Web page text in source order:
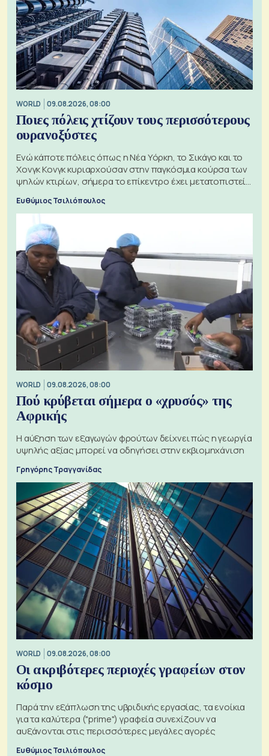
WORLD 09.08.2026, 08:00
Ποιες πόλεις χτίζουν τους περισσότερους
ουρανοξύστες
Ενώ κάποτε πόλεις όπως η Νέα Υόρκη, το Σικάγο και το
Χονγκ Κονγκ κυριαρχούσαν στην παγκόσμια κούρσα των
ψηλών κτιρίων, σήμερα το επίκεντρο έχει μετατοπιστεί
Ευθύμιος Τσιλιόπουλος
WORLD 09.08.2026, 08:00
Πού κρύβεται σήμερα ο «χρυσός» της
Αφρικής
Η αύξηση των εξαγωγών φρούτων δείχνει πώς η γεωργία
υψηλής αξίας μπορεί να οδηγήσει στην εκβιομηχάνιση
Γρηγόρης Τραγγανίδας
WORLD 09.08.2026, 08:00
Οι ακριβότερες περιοχές γραφείων στον
κόσμο
Παρά την εξάπλωση της υβριδικής εργασίας, τα ενοίκια
για τα καλύτερα ("prime") γραφεία συνεχίζουν να
αυξάνονται στις περισσότερες μεγάλες αγορές
Ευθύμιος Τσιλιόπουλος